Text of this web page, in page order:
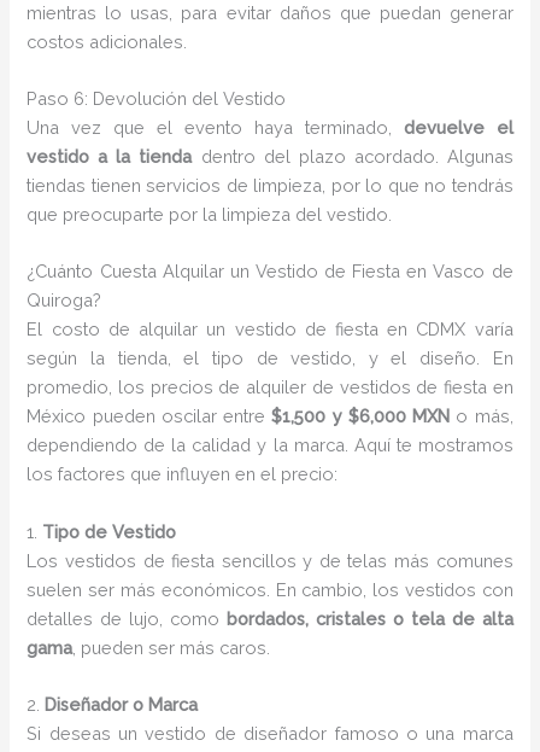
mientras lo usas, para evitar daños que puedan generar
costos adicionales.
Paso 6: Devolución del Vestido
Una vez que el evento haya terminado, devuelve el
vestido a la tiendadentro del plazo acordado. Algunas
tiendas tienen servicios de limpieza, por lo que no tendrás
que preocuparte por la limpieza del vestido.
¿Cuánto Cuesta Alquilar un Vestido de Fiesta en Vasco de
Quiroga?
El costo de alquilar un vestido de fiesta en CDMX varía
según la tienda, el tipo de vestido, y el diseño. En
promedio, los precios de alquiler de vestidos de fiesta en
México pueden oscilar entre$1,500 y $6,000 MXN o más,
dependiendo de la calidad y la marca. Aquí te mostramos
los factores que influyen en el precio:
1. Tipo de Vestido
Los vestidos de fiesta sencillos y de telas más comunes
suelen ser más económicos. En cambio, los vestidos con
detalles de lujo, como bordados, cristales o tela de alta
gama, pueden ser más caros.
2. Diseñador o Marca
Si deseas un vestido de diseñador famoso o una marca